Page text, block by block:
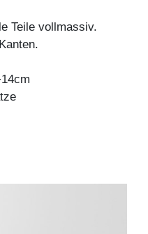
Teile vollmassiv.